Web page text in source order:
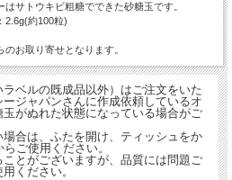
サトウキビ粗糖でできた砂糖玉です。
2.6g(約100粒)
お取り寄せとなります。
ベルの既成品以外）はご注文をいた
ジャパンさんに作成依頼しているオ
がぬれた状態になっている場合がご
合は、ふたを開け、ティッシュをか
ご使用ください。
とがございますが、品質には問題ご
ください。